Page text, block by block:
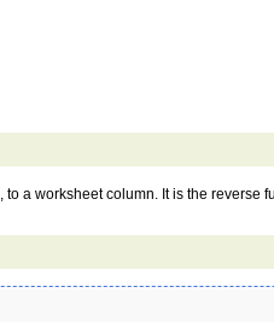
a worksheet column. It is the reverse